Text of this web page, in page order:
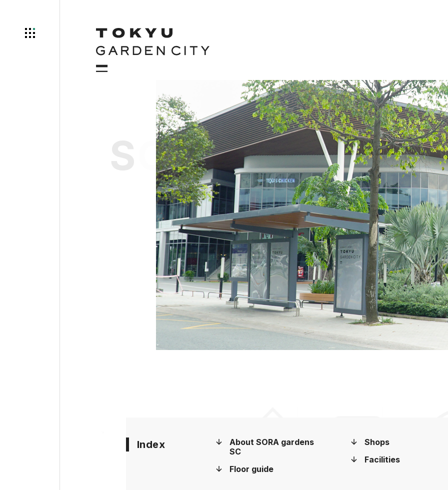
RA
rdensSC
「暮らしにさらなる彩りを」というコンセプトを
受け入れることを大切にして、SORA gardensは
定期的にイベントを開催しております。これによ
り、SORA gardens SCおよびビンズン新都市に
Index
About SORA gardens
SC
Floor guide
Shops
Facilities